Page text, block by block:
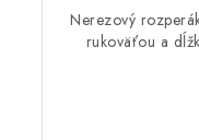
Nerezový
rukoväťou a